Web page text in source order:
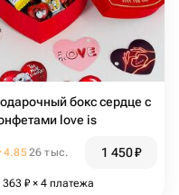
бокс сердце с
love is
4.8526 тыс. 1 450₽
363 ₽ × 4 платежа